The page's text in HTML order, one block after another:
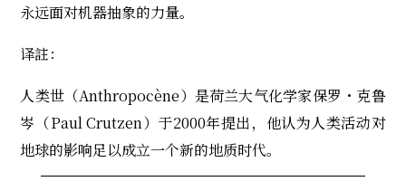
永远面对机器抽象的力量。
译註：
人类世（Anthropocène）是荷兰大气化学家保罗・克鲁
岑（Paul Crutzen）于2000年提出，他认为人类活动对
地球的影响足以成立一个新的地质时代。